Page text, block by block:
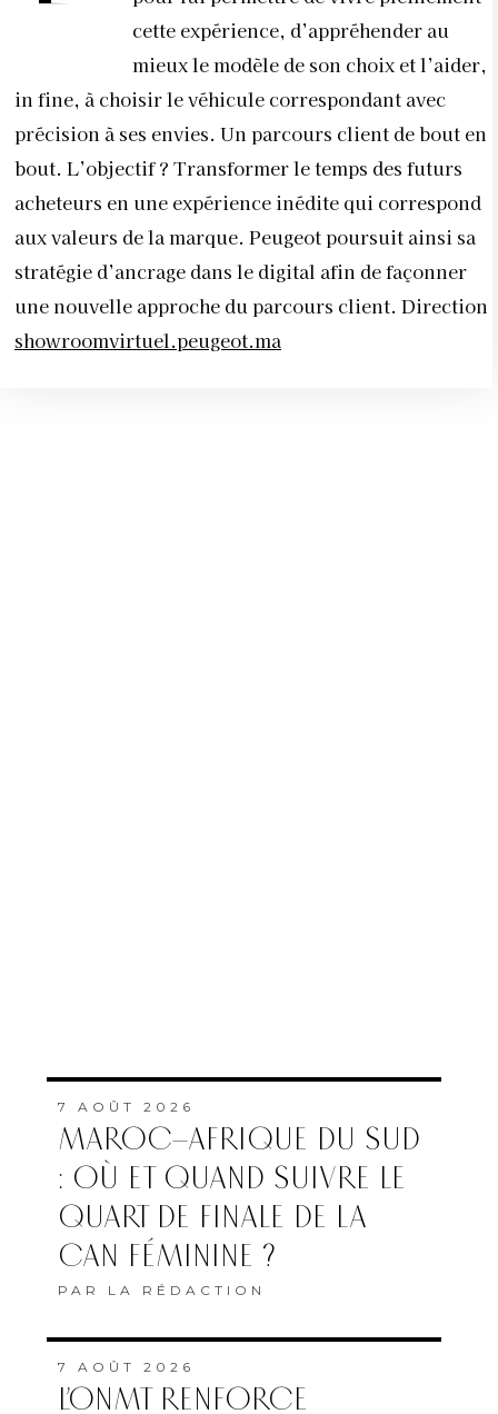
cette expérience, d’appréhender au
mieux le modèle de son choix et l’aider,
in fine, à choisir le véhicule correspondant avec
précision à ses envies. Un parcours client de bout en
bout. L’objectif ? Transformer le temps des futurs
acheteurs en une expérience inédite qui correspond
aux valeurs de la marque. Peugeot poursuit ainsi sa
stratégie d’ancrage dans le digital afin de façonner
une nouvelle approche du parcours client. Direction
showroomvirtuel.peugeot.ma
7 AOÛT 2026
MAROC–AFRIQUE DU SUD
: OÙ ET QUAND SUIVRE LE
QUART DE FINALE DE LA
CAN FÉMININE ?
PAR LA RÉDACTION
7 AOÛT 2026
L’ONMT RENFORCE